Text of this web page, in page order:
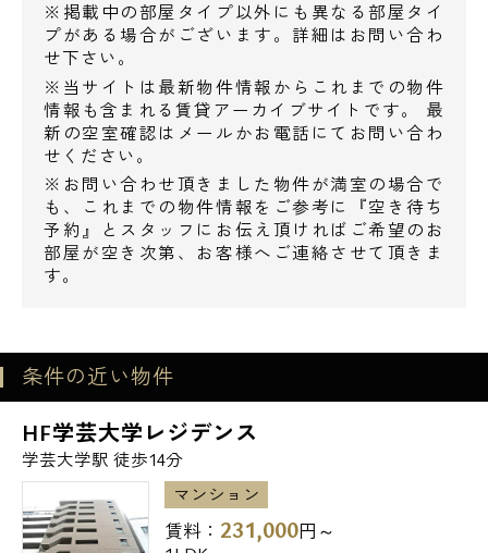
▼スーパー
マルエツ目黒店→223m
東急ストア清水台店→246m
まいばすけっと下目黒2丁目店→339m
ライフ下目黒店→480m
▼コンビニ
ファミリーマート大鳥神社前店→115m
ローソン目黒大鳥神社前店→206m
ファミリーマート目黒三丁目店→349m
セブンイレブン目黒柳通り店→373m
▼飲食店
ロイヤルホスト目黒店→133m
モスバーガー目黒大鳥神社前店→194m
すき家目黒三丁目店→197m
キッチンオリジン目黒店→310m
支那そば勝丸→354m
※掲載中の部屋タイプ以外にも異なる部屋タイ
プがある場合がございます。詳細はお問い合わ
せ下さい。
※当サイトは最新物件情報からこれまでの物件
情報も含まれる賃貸アーカイブサイトです。 最
新の空室確認はメールかお電話にてお問い合わ
せください。
※お問い合わせ頂きました物件が満室の場合で
も、これまでの物件情報をご参考に『空き待ち
予約』とスタッフにお伝え頂ければご希望のお
部屋が空き次第、お客様へご連絡させて頂きま
す。
条件の近い物件
HF学芸大学レジデンス
学芸大学駅 徒歩14分
マンション
賃料： 231,000円～